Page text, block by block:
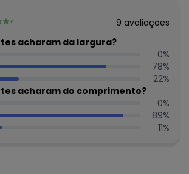
9 avaliações
acharam da largura?
0%
78%
22%
acharam do comprimento?
0%
89%
11%